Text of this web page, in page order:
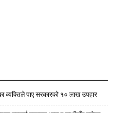
व्यक्तिले पाए सरकारको १० लाख उपहार